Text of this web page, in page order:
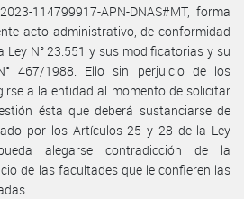
114799917-APN-DNAS#MT, forma
acto administrativo, de conformidad
Ley N° 23.551 y sus modificatorias y su
467/1988. Ello sin perjuicio de los
a la entidad al momento de solicitar
ésta que deberá sustanciarse de
por los Artículos 25 y 28 de la Ley
alegarse contradicción de la
de las facultades que le confieren las